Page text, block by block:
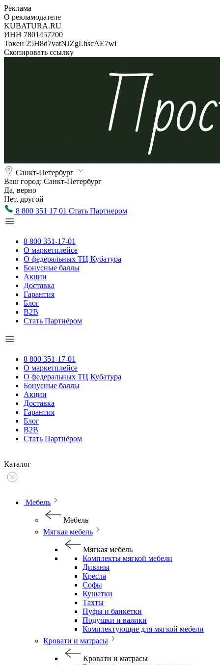
Реклама
О рекламодателе
KUBATURA.RU
ИНН 7801457200
Токен 25H8d7vatNJZgLhscAE7wi
Скопировать ссылку
Санкт-Петербург
Ваш город: Санкт-Петербург
Да, верно
Нет, другой
8 800 351 17 01 Стать Партнером
8 800 351-17-01
О маркетплейсе
О федеральных ТЦ Кубатура
Бонусные баллы
Акции
Доставка
Гарантия
Блог
B2B
Стать Партнёром
8 800 351-17-01
О маркетплейсе
О федеральных ТЦ Кубатура
Бонусные баллы
Акции
Доставка
Гарантия
Блог
B2B
Стать Партнёром
Каталог
Мебель
Мебель
Мягкая мебель
Мягкая мебель
Комплекты мягкой мебели
Диваны
Кресла
Софы
Кушетки
Тахты
Пуфы и банкетки
Подушки и валики
Комплектующие для мягкой мебели
Кровати и матрасы
Кровати и матрасы